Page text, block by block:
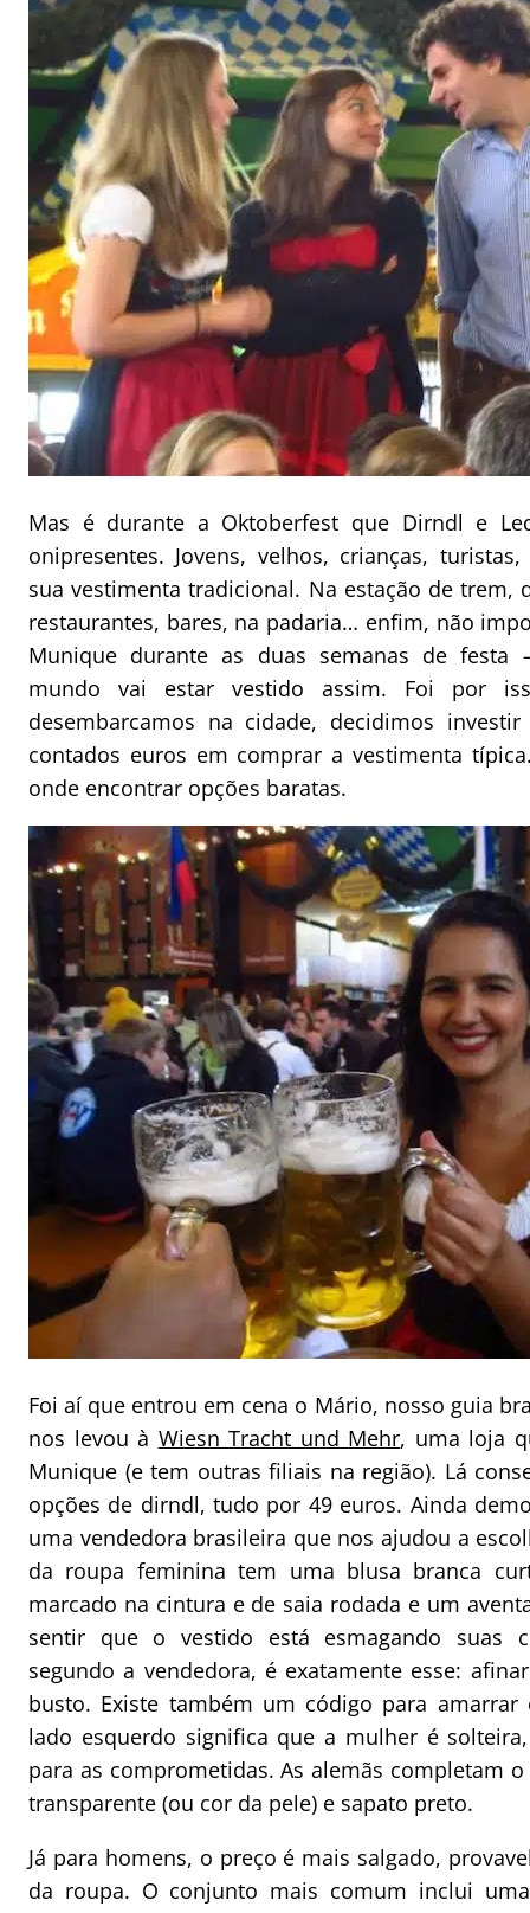
Mas é durante a Oktoberfest que Dirndl e
onipresentes. Jovens, velhos, crianças,
sua vestimenta tradicional. Na estação de trem,
restaurantes, bares, na padaria… enfim, não
Munique durante as duas semanas de festa
mundo vai estar vestido assim. Foi por
desembarcamos na cidade, decidimos
contados euros em comprar a vestimenta
onde encontrar opções baratas.
Foi aí que entrou em cena o Mário, nosso guia
nos levou à Wiesn Tracht und Mehr, uma loja
Munique (e tem outras filiais na região). Lá
opções de dirndl, tudo por 49 euros. Ainda
uma vendedora brasileira que nos ajudou a
da roupa feminina tem uma blusa branca
marcado na cintura e de saia rodada e um
sentir que o vestido está esmagando suas
segundo a vendedora, é exatamente esse:
busto. Existe também um código para
lado esquerdo significa que a mulher é
para as comprometidas. As alemãs completam
transparente (ou cor da pele) e sapato preto.
Já para homens, o preço é mais salgado,
da roupa. O conjunto mais comum inclui